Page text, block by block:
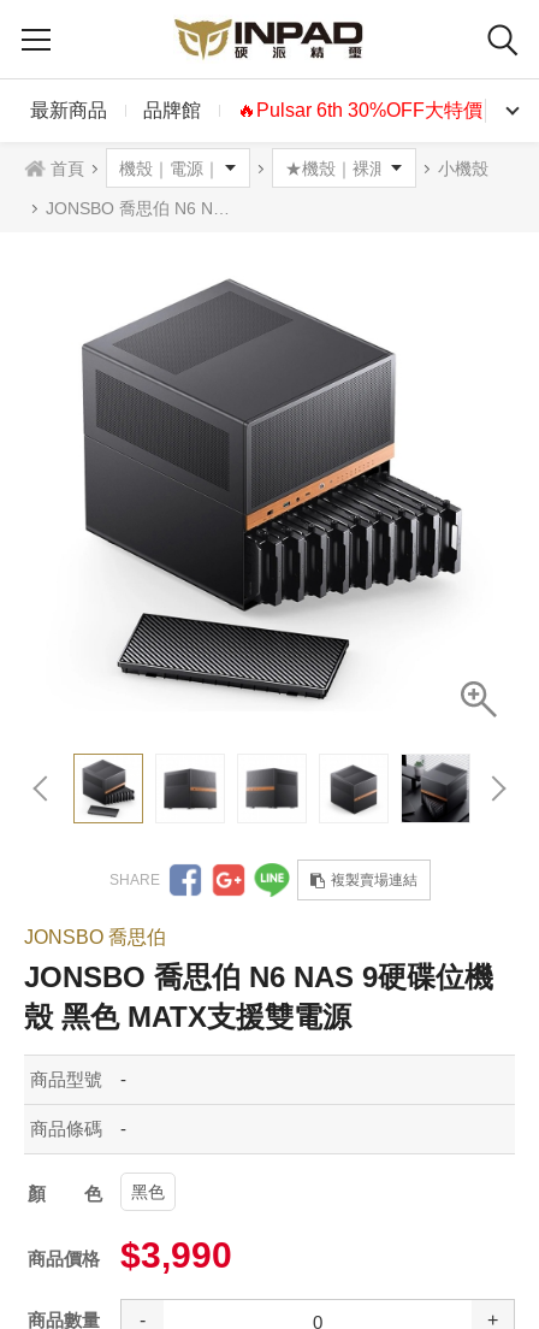
最新商品 品牌館 🔥Pulsar 6th 30%OFF大特價🔥
首頁 小機殼
JONSBO 喬思伯 N6 NAS 9硬碟位機殼 黑色 MATX支援雙電源
複製賣場連結
JONSBO 喬思伯
JONSBO 喬思伯 N6 NAS 9硬碟位機
殼 黑色 MATX支援雙電源
商品型號 -
商品條碼 -
顏色黑色
商品價格 $3,990
商品數量 - +